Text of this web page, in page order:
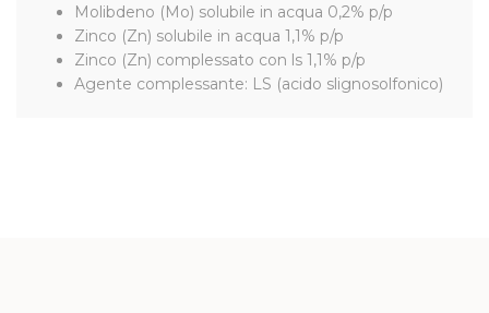
Molibdeno (Mo) solubile in acqua 0,2% p/p
Zinco (Zn) solubile in acqua 1,1% p/p
Zinco (Zn) complessato con ls 1,1% p/p
Agente complessante: LS (acido slignosolfonico)